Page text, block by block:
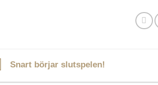
Snart börjar slutspelen!